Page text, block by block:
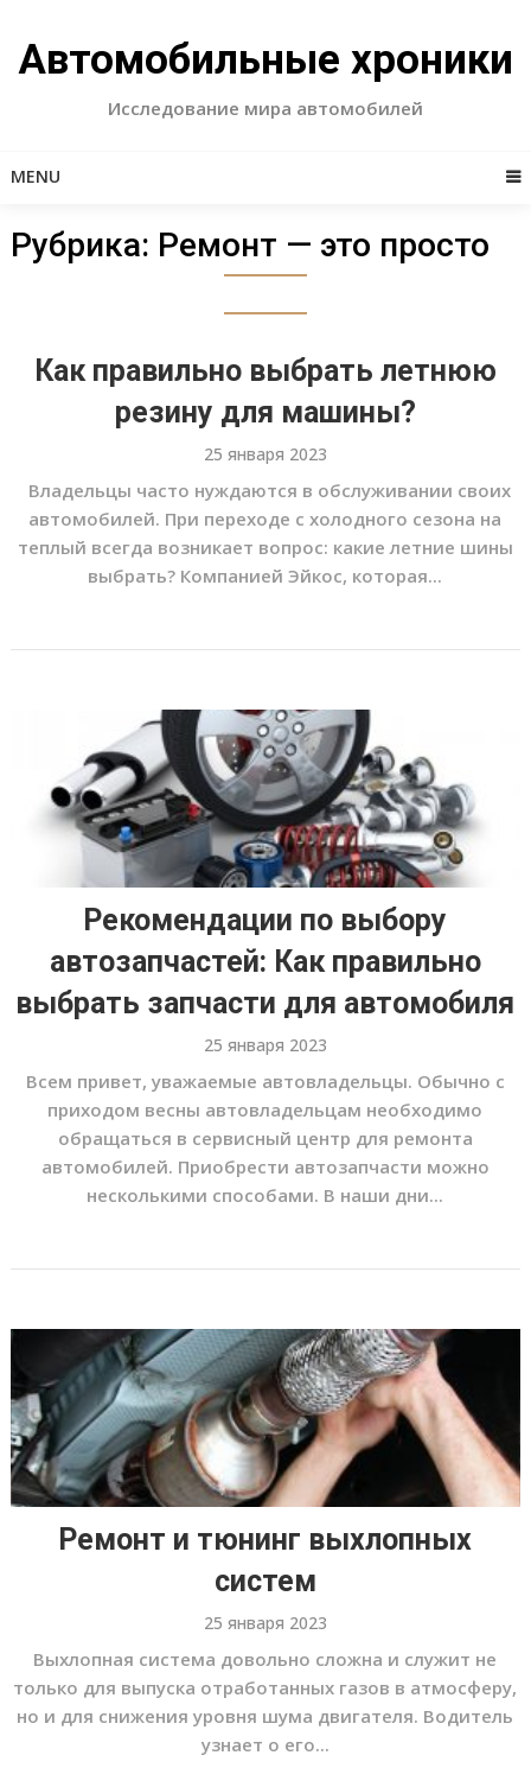
content
Автомобильные хроники
Исследование мира автомобилей
MENU
Рубрика: Ремонт — это просто
Как правильно выбрать летнюю
резину для машины?
25 января 2023
Владельцы часто нуждаются в обслуживании своих
автомобилей. При переходе с холодного сезона на
теплый всегда возникает вопрос: какие летние шины
выбрать? Компанией Эйкос, которая...
Рекомендации по выбору
автозапчастей: Как правильно
выбрать запчасти для автомобиля
25 января 2023
Всем привет, уважаемые автовладельцы. Обычно с
приходом весны автовладельцам необходимо
обращаться в сервисный центр для ремонта
автомобилей. Приобрести автозапчасти можно
несколькими способами. В наши дни...
Ремонт и тюнинг выхлопных
систем
25 января 2023
Выхлопная система довольно сложна и служит не
только для выпуска отработанных газов в атмосферу,
но и для снижения уровня шума двигателя. Водитель
узнает о его...